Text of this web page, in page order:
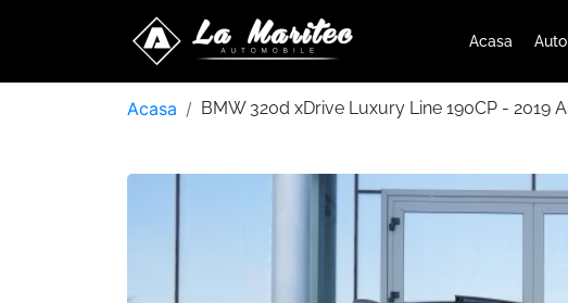
Acasa
Acasa BMW 320d xDrive Luxury Line 190CP - 2019